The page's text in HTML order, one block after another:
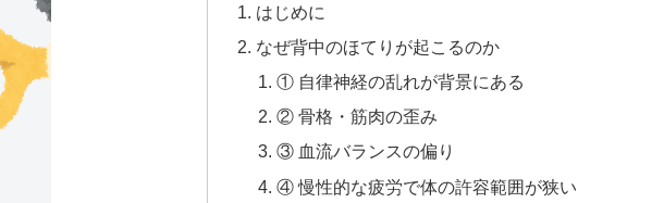
はじめに
なぜ背中のほてりが起こるのか
① 自律神経の乱れが背景にある
② 骨格・筋肉の歪み
③ 血流バランスの偏り
④ 慢性的な疲労で体の許容範囲が狭い